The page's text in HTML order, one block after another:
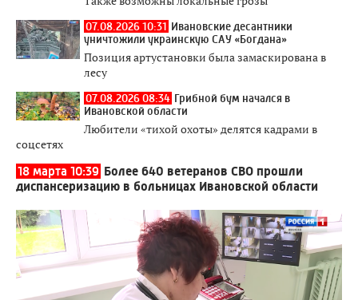
07.08.2026 10:31 Ивановские десантники
уничтожили украинскую САУ «Богдана»
Позиция артустановки была замаскирована в
лесу
07.08.2026 08:34 Грибной бум начался в
Ивановской области
Любители «тихой охоты» делятся кадрами в
соцсетях
18 марта 10:39 Более 640 ветеранов СВО прошли
диспансеризацию в больницах Ивановской области